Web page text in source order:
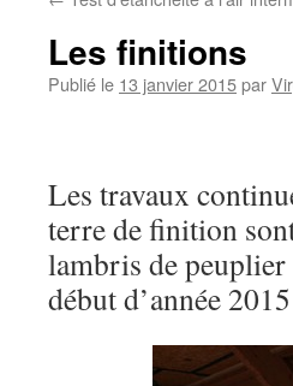
Les finitions
Publié le 13 janvier 2015par
Les travaux
terre de finition
lambris de
début d’année